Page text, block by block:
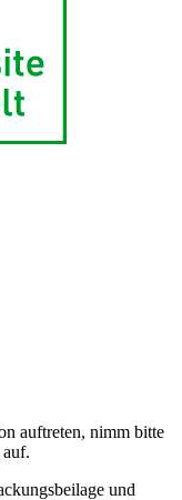
auftreten, nimm bitte
und